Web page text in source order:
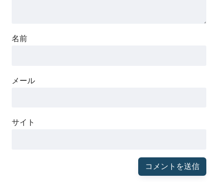
名前
メール
サイト